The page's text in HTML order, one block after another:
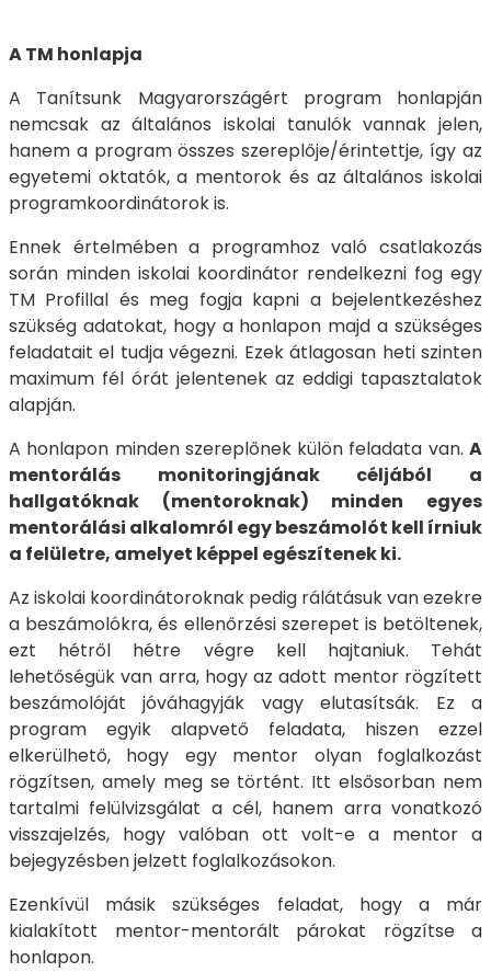
A TM honlapja
A Tanítsunk Magyarországért program honlapján
nemcsak az általános iskolai tanulók vannak jelen,
hanem a program összes szereplője/érintettje, így az
egyetemi oktatók, a mentorok és az általános iskolai
programkoordinátorok is.
Ennek értelmében a programhoz való csatlakozás
során minden iskolai koordinátor rendelkezni fog egy
TM Profillal és meg fogja kapni a bejelentkezéshez
szükség adatokat, hogy a honlapon majd a szükséges
feladatait el tudja végezni. Ezek átlagosan heti szinten
maximum fél órát jelentenek az eddigi tapasztalatok
alapján.
A honlapon minden szereplőnek külön feladata van. A
mentorálás monitoringjának céljából a
hallgatóknak (mentoroknak) minden egyes
mentorálási alkalomról egy beszámolót kell írniuk
a felületre, amelyet képpel egészítenek ki.
Az iskolai koordinátoroknak pedig rálátásuk van ezekre
a beszámolókra, és ellenőrzési szerepet is betöltenek,
ezt hétről hétre végre kell hajtaniuk. Tehát
lehetőségük van arra, hogy az adott mentor rögzített
beszámolóját jóváhagyják vagy elutasítsák. Ez a
program egyik alapvető feladata, hiszen ezzel
elkerülhető, hogy egy mentor olyan foglalkozást
rögzítsen, amely meg se történt. Itt elsősorban nem
tartalmi felülvizsgálat a cél, hanem arra vonatkozó
visszajelzés, hogy valóban ott volt-e a mentor a
bejegyzésben jelzett foglalkozásokon.
Ezenkívül másik szükséges feladat, hogy a már
kialakított mentor-mentorált párokat rögzítse a
honlapon.